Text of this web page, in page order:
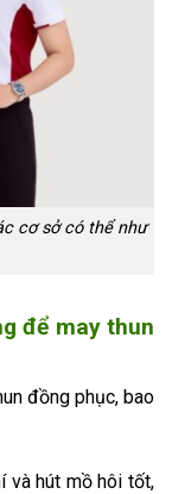
cơ sở có thể như
để may thun
đồng phục, bao
và hút mồ hôi tốt,